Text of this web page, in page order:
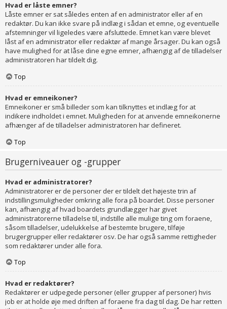
Hvad er låste emner?
Låste emner er sat således enten af en administrator eller af en
redaktør. Du kan ikke svare på indlæg i sådan et emne, og eventuelle
afstemninger vil ligeledes være afsluttede. Emnet kan være blevet
låst af en administrator eller redaktør af mange årsager. Du kan også
have mulighed for at låse dine egne emner, afhængig af de tilladelser
administratoren har tildelt dig.
Top
Hvad er emneikoner?
Emneikoner er små billeder som kan tilknyttes et indlæg for at
indikere indholdet i emnet. Muligheden for at anvende emneikonerne
afhænger af de tilladelser administratoren har defineret.
Top
Brugerniveauer og -grupper
Hvad er administratorer?
Administratorer er de personer der er tildelt det højeste trin af
indstillingsmuligheder omkring alle fora på boardet. Disse personer
kan, afhængig af hvad boardets grundlægger har givet
administratorerne tilladelse til, indstille alle mulige ting om foraene,
såsom tilladelser, udelukkelse af bestemte brugere, tilføje
brugergrupper eller redaktører osv. De har også samme rettigheder
som redaktører under alle fora.
Top
Hvad er redaktører?
Redaktører er udpegede personer (eller grupper af personer) hvis
job er at holde øje med driften af foraene fra dag til dag. De har retten